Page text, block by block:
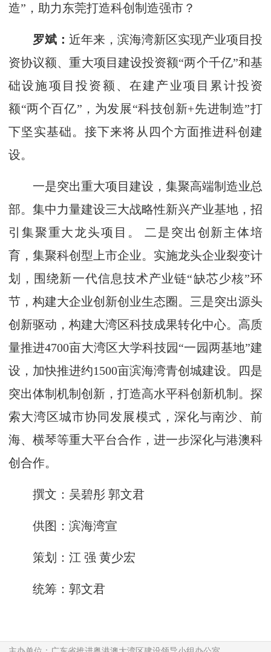
造”，助力东莞打造科创制造强市？
罗斌： 近年来，滨海湾新区实现产业项目投
资协议额、重大项目建设投资额“两个千亿”和基
础设施项目投资额、在建产业项目累计投资
额“两个百亿”，为发展“科技创新+先进制造”打
下坚实基础。接下来将从四个方面推进科创建
设。
一是突出重大项目建设，集聚高端制造业总
部。集中力量建设三大战略性新兴产业基地，招
引集聚重大龙头项目。 二是突出创新主体培
育，集聚科创型上市企业。实施龙头企业裂变计
划，围绕新一代信息技术产业链“缺芯少核”环
节，构建大企业创新创业生态圈。三是突出源头
创新驱动，构建大湾区科技成果转化中心。高质
量推进4700亩大湾区大学科技园“一园两基地”建
设，加快推进约1500亩滨海湾青创城建设。四是
突出体制机制创新，打造高水平科创新机制。探
索大湾区城市协同发展模式，深化与南沙、前
海、横琴等重大平台合作，进一步深化与港澳科
创合作。
撰文：吴碧彤 郭文君
供图：滨海湾宣
策划：江 强 黄少宏
统筹：郭文君